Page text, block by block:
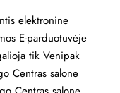
elektronine
E-parduotuvėje
tik Venipak
Centras salone